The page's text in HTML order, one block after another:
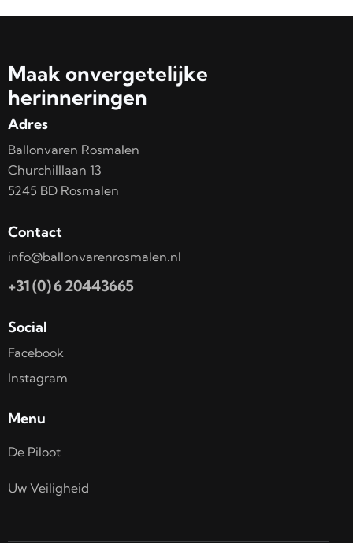
Maak onvergetelijke
herinneringen
Adres
Ballonvaren Rosmalen
Churchilllaan 13
5245 BD Rosmalen
Contact
info@ballonvarenrosmalen.nl
+31 (0) 6 20443665
Social
Facebook
Instagram
Menu
De Piloot
Uw Veiligheid